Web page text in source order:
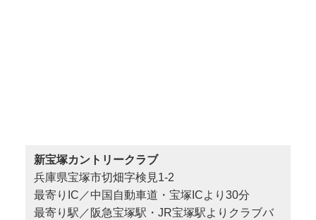
新宝塚カントリークラブ
兵庫県宝塚市切畑字検見1-2
最寄りIC／中国自動車道・宝塚ICより30分
最寄り駅／阪急宝塚駅・JR宝塚駅よりクラブバ